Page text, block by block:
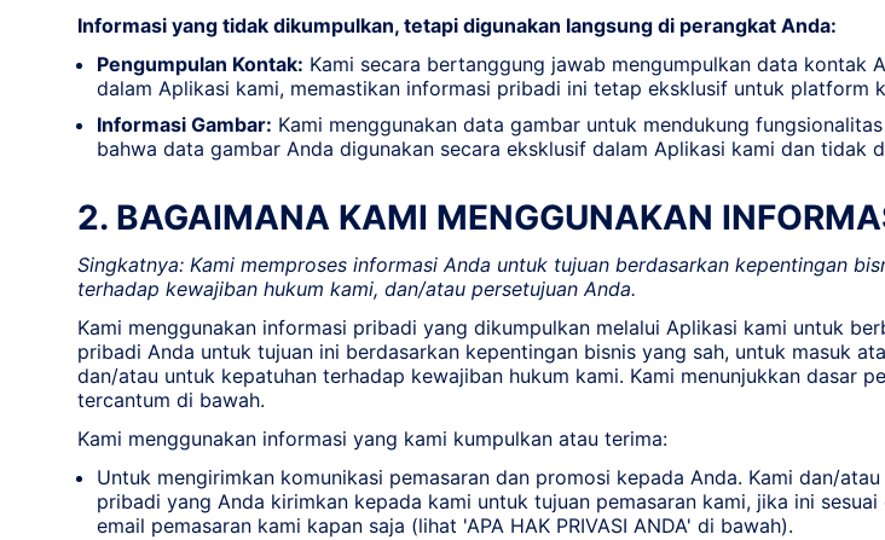
Informasi yang tidak dikumpulkan, tetapi digunakan langsung di perangkat Anda:
Pengumpulan Kontak: Kami secara bertanggung jawab mengumpulkan data kontak
dalam Aplikasi kami, memastikan informasi pribadi ini tetap eksklusif untuk
Informasi Gambar: Kami menggunakan data gambar untuk mendukung
bahwa data gambar Anda digunakan secara eksklusif dalam Aplikasi kami dan tidak
2. BAGAIMANA KAMI MENGGUNAKAN
Singkatnya: Kami memproses informasi Anda untuk tujuan berdasarkan kepentingan
terhadap kewajiban hukum kami, dan/atau persetujuan Anda.
Kami menggunakan informasi pribadi yang dikumpulkan melalui Aplikasi kami untuk
pribadi Anda untuk tujuan ini berdasarkan kepentingan bisnis yang sah, untuk masuk
dan/atau untuk kepatuhan terhadap kewajiban hukum kami. Kami menunjukkan dasar
tercantum di bawah.
Kami menggunakan informasi yang kami kumpulkan atau terima:
Untuk mengirimkan komunikasi pemasaran dan promosi kepada Anda. Kami dan/
pribadi yang Anda kirimkan kepada kami untuk tujuan pemasaran kami, jika ini
email pemasaran kami kapan saja (lihat 'APA HAK PRIVASI ANDA' di bawah).